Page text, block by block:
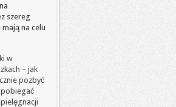
szereg
na celu
w
– jak
pozbyć